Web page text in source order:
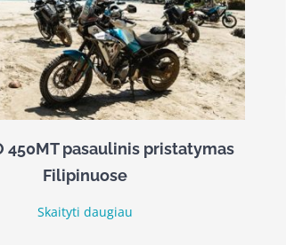
450MT pasaulinis pristatymas
Filipinuose
Skaityti daugiau